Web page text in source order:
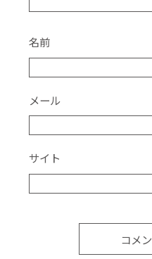
名前
メール
サイト